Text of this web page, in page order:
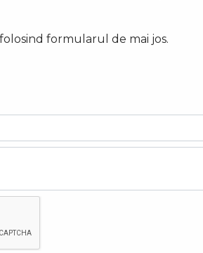
formularul de mai jos.